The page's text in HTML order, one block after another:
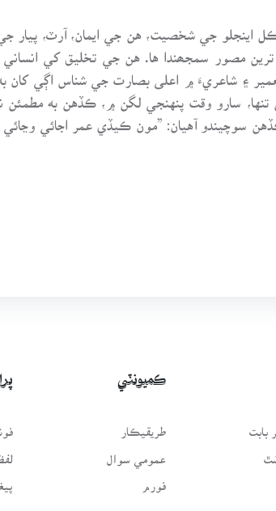
1663ع ۾ ڇپي، مائيڪل اينجلو جي شخصيت، هن جي
مصور سمجھندا ها. هن جي تخليق کي
۽ شاعريءَ ۾ اعلى بصارت جي شناس اڳي کان
تنها، سارو وقت پنهنجي لگن ۾، ڪڏهن به
آهيان: ”مون ڪيڏي عمر اجائي وڃائي
بابت
ڪميونٽي
طريقيڪار
عمومي سوال
فورم